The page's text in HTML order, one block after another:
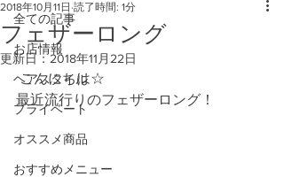
全ての記事
お店情報
ヘアスタイル
プライベート
オススメ商品
おすすめメニュー
フェザーロング
2018年10月11日 読了時間: 1分
更新日：2018年11月22日
こんにちは☆
最近流行りのフェザーロング！